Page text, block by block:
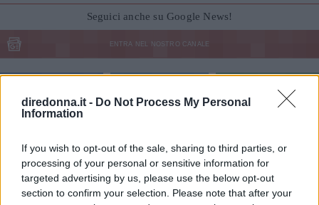
diredonna.it - Do Not Process My Personal
Information
If you wish to opt-out of the sale, sharing to third parties, or
processing of your personal or sensitive information for
targeted advertising by us, please use the below opt-out
section to confirm your selection. Please note that after your
Seguici anche su Google News!
ENTRA NEL NOSTRO CANALE
WHATSAPP
Le 10 più belle frasi dei The Oasis, che ora
possiamo tornare a sentire live
Fatti notare! Le frasi per stati WhatsApp che